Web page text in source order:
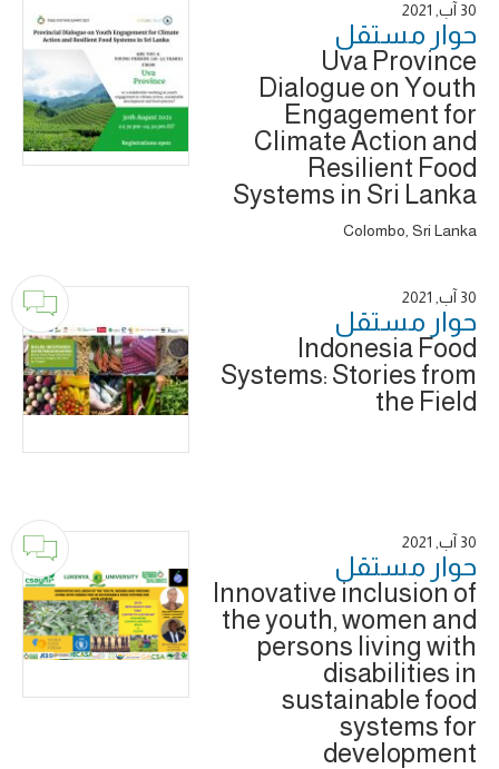
30 آب, 2021
حوار ‎مستقل
Uva Province
Dialogue on Youth
Engagement for
Climate Action and
Resilient Food
Systems in Sri Lanka
Colombo, Sri Lanka
30 آب, 2021
حوار ‎مستقل
Indonesia Food
Systems: Stories from
the Field
30 آب, 2021
حوار ‎مستقل
Innovative inclusion of
the youth, women and
persons living with
disabilities in
sustainable food
systems for
development